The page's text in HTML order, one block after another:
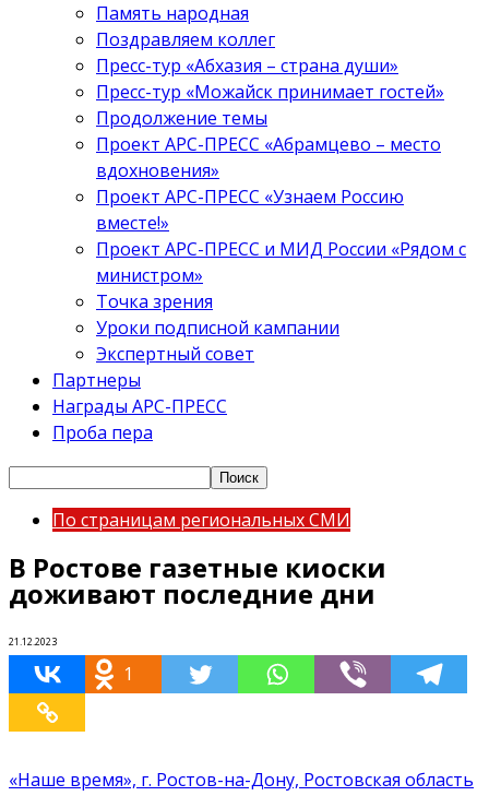
Память народная
Поздравляем коллег
Пресс-тур «Абхазия – страна души»
Пресс-тур «Можайск принимает гостей»
Продолжение темы
Проект АРС-ПРЕСС «Абрамцево – место
вдохновения»
Проект АРС-ПРЕСС «Узнаем Россию
вместе!»
Проект АРС-ПРЕСС и МИД России «Рядом с
министром»
Точка зрения
Уроки подписной кампании
Экспертный совет
Партнеры
Награды АРС-ПРЕСС
Проба пера
По страницам региональных СМИ
В Ростове газетные киоски
доживают последние дни
21.12.2023
1
«Наше время», г. Ростов-на-Дону, Ростовская область